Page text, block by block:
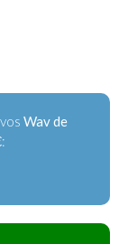
Wav de
: